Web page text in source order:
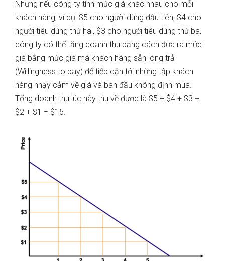
Nhưng nếu công ty tính mức giá khác nhau cho mỗi
khách hàng, ví dụ: $5 cho người dùng đầu tiên, $4 cho
người tiêu dùng thứ hai, $3 cho người tiêu dùng thứ ba,
công ty có thể tăng doanh thu bằng cách đưa ra mức
giá bằng mức giá mà khách hàng sẵn lòng trả
(Willingness to pay) để tiếp cận tới những tập khách
hàng nhạy cảm về giá và ban đầu không định mua.
Tổng doanh thu lúc này thu về được là $5 + $4 + $3 +
$2 + $1 = $15.